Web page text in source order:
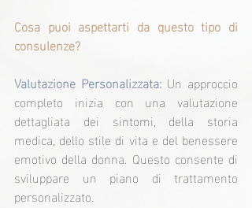
Cosa puoi aspettarti da questo tipo di
consulenze?
Valutazione Personalizzata: Un approccio
completo inizia con una valutazione
dettagliata dei sintomi, della storia
medica, dello stile di vita e del benessere
emotivo della donna. Questo consente di
sviluppare un piano di trattamento
personalizzato.